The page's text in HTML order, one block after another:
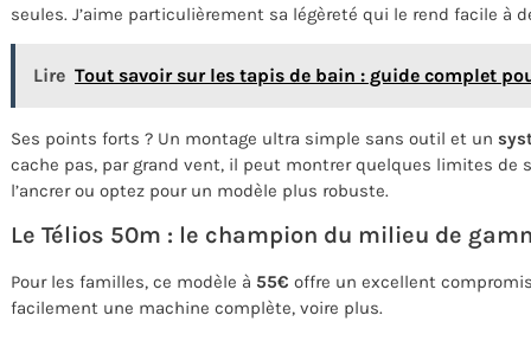
seules. J’aime particulièrement sa légèreté qui le rend facile à
Lire Tout savoir sur les tapis de bain : guide complet
Ses points forts ? Un montage ultra simple sans outil et un
cache pas, par grand vent, il peut montrer quelques limites de
l’ancrer ou optez pour un modèle plus robuste.
Le Télios 50m : le champion du milieu de
Pour les familles, ce modèle à 55€ offre un excellent
facilement une machine complète, voire plus.